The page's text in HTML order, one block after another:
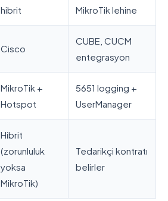
hibrit
MikroTik lehine
Cisco
CUBE, CUCM
entegrasyon
MikroTik +
Hotspot
5651 logging +
UserManager
Hibrit
(zorunluluk
yoksa
MikroTik)
Tedarikçi kontratı
belirler